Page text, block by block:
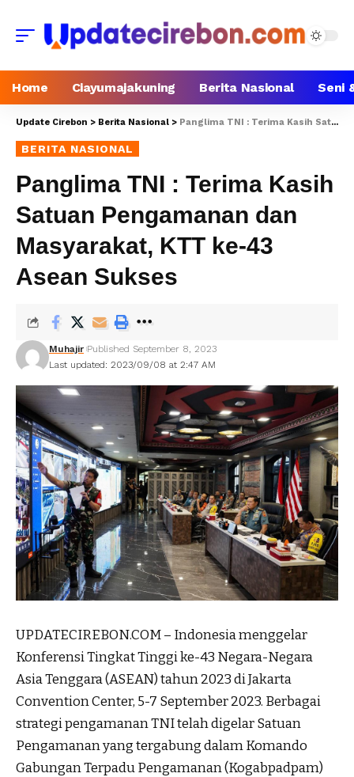
Home Ciayumajakuning Berita Nasional Seni
Update Cirebon > Berita Nasional > Panglima TNI : Terima Kasih Satuan Pengamanan dan Masyarakat, KTT ke-43 Asean Sukses
BERITA NASIONAL
Panglima TNI : Terima Kasih
Satuan Pengamanan dan
Masyarakat, KTT ke-43
Asean Sukses
Last updated: 2023/09/08 at 2:47 AM
Muhajir Published September 8, 2023
UPDATECIREBON.COM – Indonesia menggelar
Konferensi Tingkat Tinggi ke-43 Negara-Negara
Asia Tenggara (ASEAN) tahun 2023 di Jakarta
Convention Center, 5-7 September 2023. Berbagai
strategi pengamanan TNI telah digelar Satuan
Pengamanan yang tergabung dalam Komando
Gabungan Terpadu Pengamanan (Kogabpadpam)